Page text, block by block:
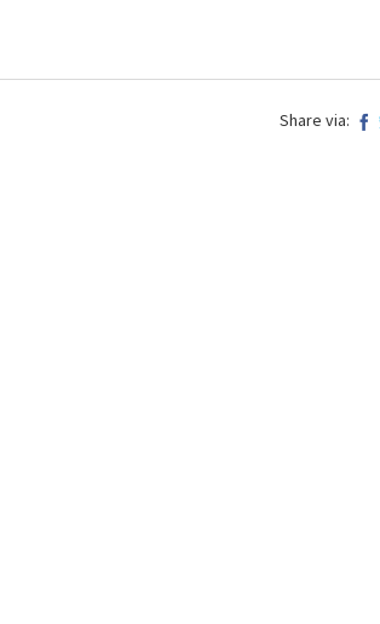
Share via: